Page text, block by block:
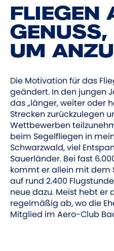
FLIEGEN
UM
Die Motivation für das
geändert. In den jungen
das „länger, weiter oder
Strecken zurückzulegen
Wettbewerben
beim Segelfliegen in
Schwarzwald, viel
Sauerländer. Bei fast
kommt er allein mit dem
auf rund 2.400
neue dazu. Meist hebt er
regelmäßig ab, wo die
Mitglied im Aero-Club